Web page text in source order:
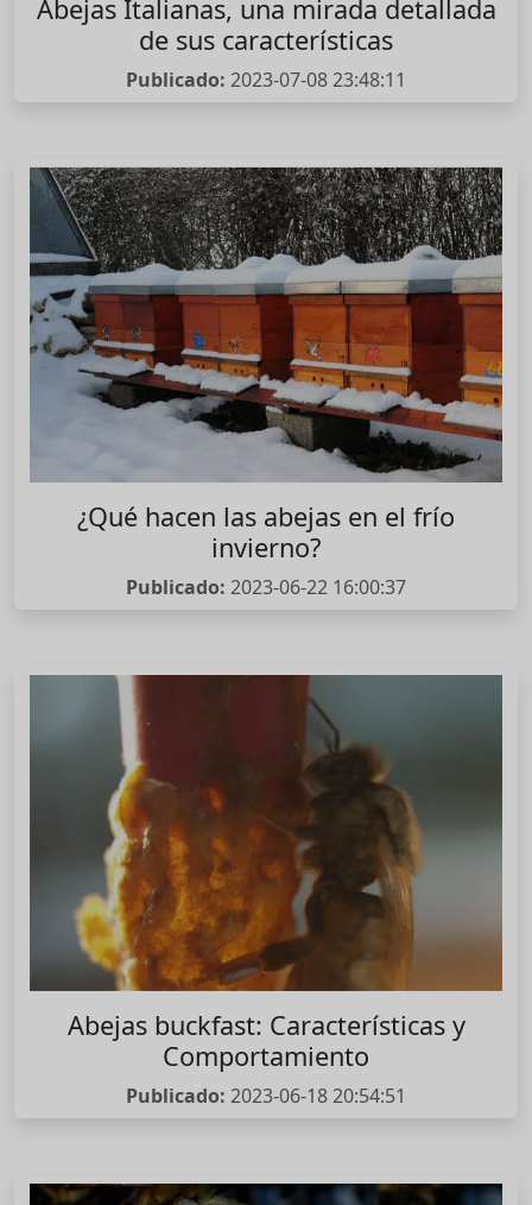
Abejas Italianas, una mirada detallada
de sus características
Publicado: 2023-07-08 23:48:11
¿Qué hacen las abejas en el frío
invierno?
Publicado: 2023-06-22 16:00:37
Abejas buckfast: Características y
Comportamiento
Publicado: 2023-06-18 20:54:51